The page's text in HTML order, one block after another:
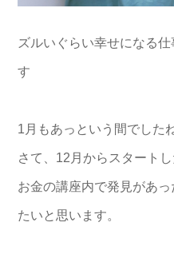
ズルいぐらい幸せになる
す
1月もあっという間でした
さて、12月からスタートし
お金の講座内で発見があ
たいと思います。